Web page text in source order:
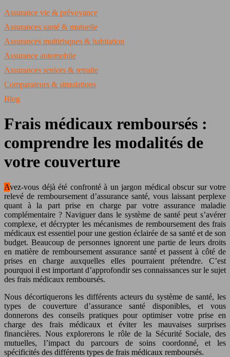
Assurance vie & prévoyance
Assurances santé & mutuelle
Assurances multirisques & habitation
Assurance automobile
Assurances seniors & retraite
Comparateurs & simulations
Blog
Frais médicaux remboursés :
comprendre les modalités de
votre couverture
Avez-vous déjà été confronté à un jargon médical obscur sur votre
relevé de remboursement d’assurance santé, vous laissant perplexe
quant à la part prise en charge par votre assurance maladie
complémentaire ? Naviguer dans le système de santé peut s’avérer
complexe, et décrypter les mécanismes de remboursement des frais
médicaux est essentiel pour une gestion éclairée de sa santé et de son
budget. Beaucoup de personnes ignorent une partie de leurs droits
en matière de remboursement assurance santé et passent à côté de
prises en charge auxquelles elles pourraient prétendre. C’est
pourquoi il est important d’approfondir ses connaissances sur le sujet
des frais médicaux remboursés.
Nous décortiquerons les différents acteurs du système de santé, les
types de couverture d’assurance santé disponibles, et vous
donnerons des conseils pratiques pour optimiser votre prise en
charge des frais médicaux et éviter les mauvaises surprises
financières. Nous explorerons le rôle de la Sécurité Sociale, des
mutuelles, l’impact du parcours de soins coordonné, et les
spécificités des différents types de frais médicaux remboursés.